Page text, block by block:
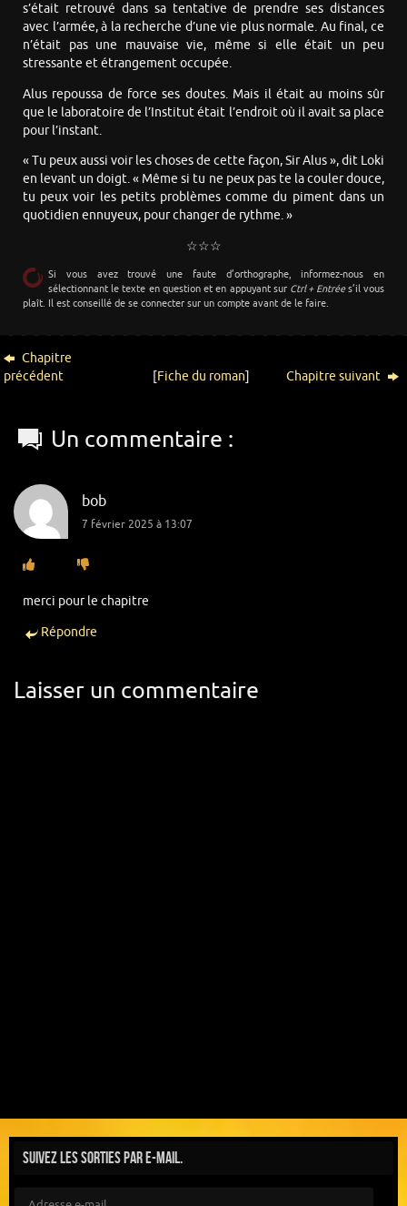
s’était retrouvé dans sa tentative de prendre ses distances
avec l’armée, à la recherche d’une vie plus normale. Au final, ce
n’était pas une mauvaise vie, même si elle était un peu
stressante et étrangement occupée.
Alus repoussa de force ses doutes. Mais il était au moins sûr
que le laboratoire de l’Institut était l’endroit où il avait sa place
pour l’instant.
« Tu peux aussi voir les choses de cette façon, Sir Alus », dit Loki
en levant un doigt. « Même si tu ne peux pas te la couler douce,
tu peux voir les petits problèmes comme du piment dans un
quotidien ennuyeux, pour changer de rythme. »
☆☆☆
Si vous avez trouvé une faute d’orthographe, informez-nous en
sélectionnant le texte en question et en appuyant sur Ctrl + Entrées’il vous
plaît. Il est conseillé de se connecter sur un compte avant de le faire.
Chapitre
précédent
[Fiche du roman] Chapitre suivant
Un commentaire :
bob
7 février 2025 à 13:07
merci pour le chapitre
Répondre
Laisser un commentaire
Suivez les sorties par e-mail.